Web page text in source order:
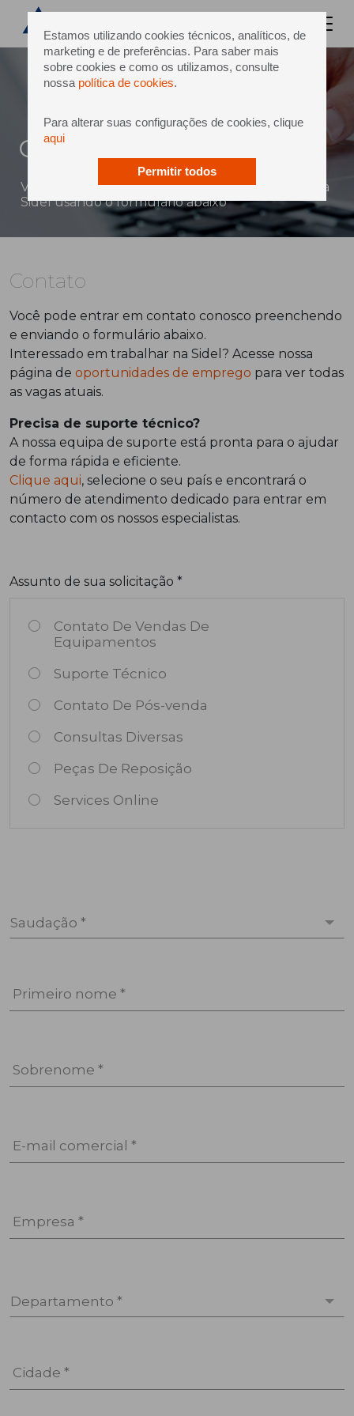
Estamos utilizando cookies técnicos, analíticos, de
marketing e de preferências. Para saber mais
sobre cookies e como os utilizamos, consulte
nossa política de cookies.
Para alterar suas configurações de cookies, clique
aqui
Permitir todos
Contato
Você pode enviar uma mensagem diretamente à
Sidel usando o formulário abaixo
Contato
Você pode entrar em contato conosco preenchendo
e enviando o formulário abaixo.
Interessado em trabalhar na Sidel? Acesse nossa
página de oportunidades de emprego para ver todas
as vagas atuais.
Precisa de suporte técnico?
A nossa equipa de suporte está pronta para o ajudar
de forma rápida e eficiente.
Clique aqui, selecione o seu país e encontrará o
número de atendimento dedicado para entrar em
contacto com os nossos especialistas.
Assunto de sua solicitação *
Contato De Vendas De
Equipamentos
Suporte Técnico
Contato De Pós-venda
Consultas Diversas
Peças De Reposição
Services Online
Saudação *
Primeiro nome *
Sobrenome *
E-mail comercial *
Empresa *
Departamento *
Cidade *